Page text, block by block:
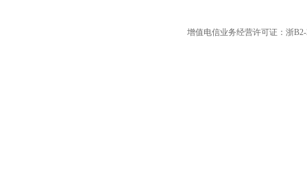
增值电信业务经营许可证：浙